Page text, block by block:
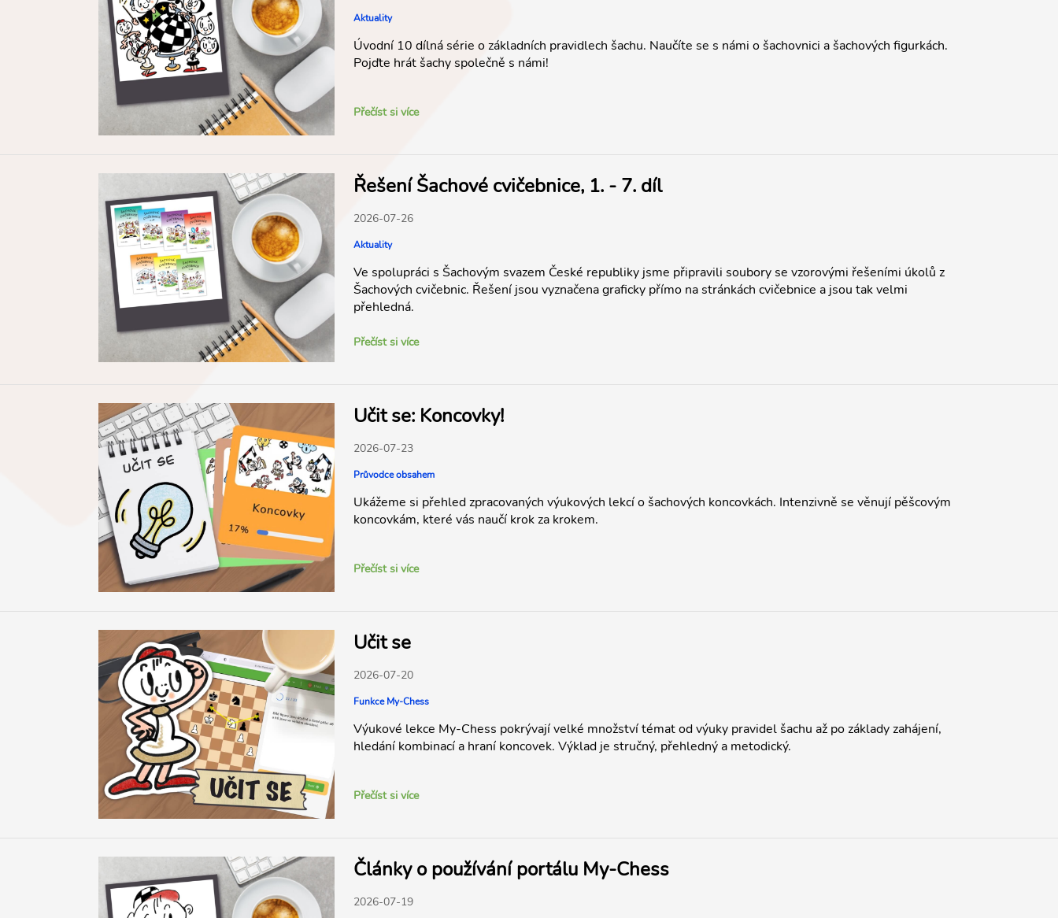
Aktuality
Úvodní 10 dílná série o základních pravidlech šachu. Naučíte se s námi o šachovnici a šachových figurkách.
Pojďte hrát šachy společně s námi!
Přečíst si více
Řešení Šachové cvičebnice, 1. - 7. díl
2026-07-26
Aktuality
Ve spolupráci s Šachovým svazem České republiky jsme připravili soubory se vzorovými řešeními úkolů z
Šachových cvičebnic. Řešení jsou vyznačena graficky přímo na stránkách cvičebnice a jsou tak velmi
přehledná.
Přečíst si více
Učit se: Koncovky!
2026-07-23
Průvodce obsahem
Ukážeme si přehled zpracovaných výukových lekcí o šachových koncovkách. Intenzivně se věnují pěšcovým
koncovkám, které vás naučí krok za krokem.
Přečíst si více
Učit se
2026-07-20
Funkce My-Chess
Výukové lekce My-Chess pokrývají velké množství témat od výuky pravidel šachu až po základy zahájení,
hledání kombinací a hraní koncovek. Výklad je stručný, přehledný a metodický.
Přečíst si více
Články o používání portálu My-Chess
2026-07-19